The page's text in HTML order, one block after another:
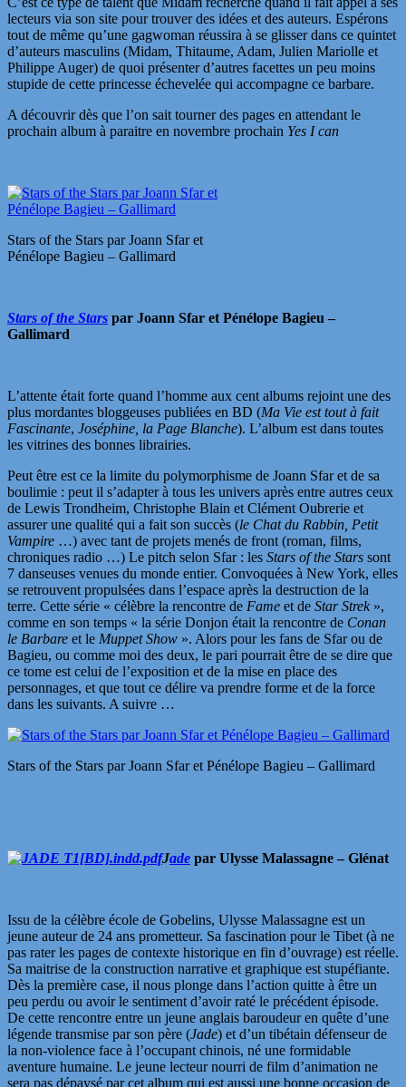
lecteurs via son site pour trouver des idées et des auteurs. Espérons
tout de même qu’une gagwoman réussira à se glisser dans ce quintet
d’auteurs masculins (Midam, Thitaume, Adam, Julien Mariolle et
Philippe Auger) de quoi présenter d’autres facettes un peu moins
stupide de cette princesse échevelée qui accompagne ce barbare.
A découvrir dès que l’on sait tourner des pages en attendant le
prochain album à paraitre en novembre prochain Yes I can
Stars of the Stars par Joann Sfar et
Pénélope Bagieu – Gallimard
Stars of the Stars par Joann Sfar et Pénélope Bagieu –
Gallimard
L’attente était forte quand l’homme aux cent albums rejoint une des
plus mordantes bloggeuses publiées en BD (Ma Vie est tout à fait
Fascinante, Joséphine, la Page Blanche). L’album est dans toutes
les vitrines des bonnes librairies.
Peut être est ce la limite du polymorphisme de Joann Sfar et de sa
boulimie : peut il s’adapter à tous les univers après entre autres ceux
de Lewis Trondheim, Christophe Blain et Clément Oubrerie et
assurer une qualité qui a fait son succès (le Chat du Rabbin, Petit
Vampire …) avec tant de projets menés de front (roman, films,
chroniques radio …) Le pitch selon Sfar : les Stars of the Stars sont
7 danseuses venues du monde entier. Convoquées à New York, elles
se retrouvent propulsées dans l’espace après la destruction de la
terre. Cette série « célèbre la rencontre de Fame et de Star Strek »,
comme en son temps « la série Donjon était la rencontre de Conan
le Barbare et le Muppet Show ». Alors pour les fans de Sfar ou de
Bagieu, ou comme moi des deux, le pari pourrait être de se dire que
ce tome est celui de l’exposition et de la mise en place des
personnages, et que tout ce délire va prendre forme et de la force
dans les suivants. A suivre …
Stars of the Stars par Joann Sfar et Pénélope Bagieu – Gallimard
Jade par Ulysse Malassagne – Glénat
Issu de la célèbre école de Gobelins, Ulysse Malassagne est un
jeune auteur de 24 ans prometteur. Sa fascination pour le Tibet (à ne
pas rater les pages de contexte historique en fin d’ouvrage) est réelle.
Sa maitrise de la construction narrative et graphique est stupéfiante.
Dès la première case, il nous plonge dans l’action quitte à être un
peu perdu ou avoir le sentiment d’avoir raté le précédent épisode.
De cette rencontre entre un jeune anglais baroudeur en quête d’une
légende transmise par son père (Jade) et d’un tibétain défenseur de
la non-violence face à l’occupant chinois, né une formidable
aventure humaine. Le jeune lecteur nourri de film d’animation ne
sera pas dépaysé par cet album qui est aussi une bonne occasion de